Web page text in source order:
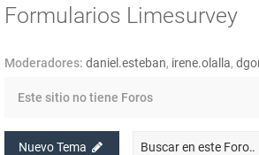
Formularios Limesurvey
Moderadores: daniel.esteban, irene.olalla,
Este sitio no tiene Foros
Nuevo Tema